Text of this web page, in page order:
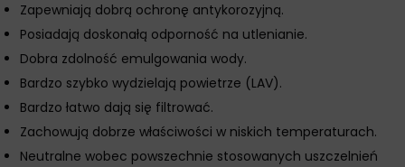
Zapewniają dobrą ochronę antykorozyjną.
Posiadają doskonałą odporność na utlenianie.
Dobra zdolność emulgowania wody.
Bardzo szybko wydzielają powietrze (LAV).
Bardzo łatwo dają się filtrować.
Zachowują dobrze właściwości w niskich temperaturach.
Neutralne wobec powszechnie stosowanych uszczelnień